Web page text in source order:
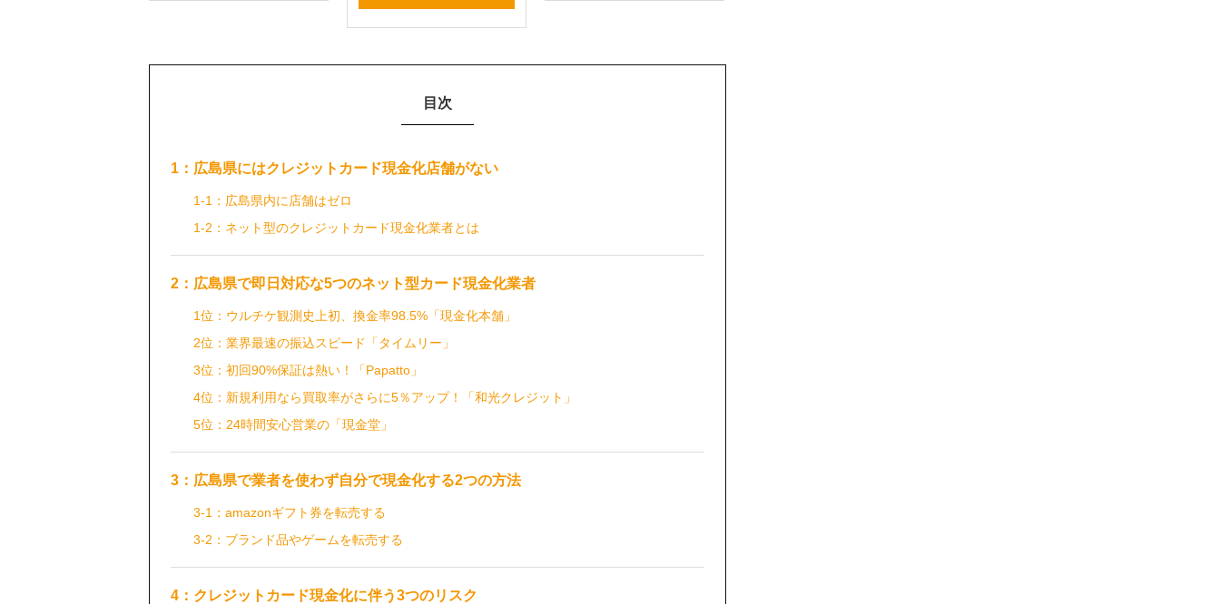
目次
1：広島県にはクレジットカード現金化店舗がない
1-1：広島県内に店舗はゼロ
1-2：ネット型のクレジットカード現金化業者とは
2：広島県で即日対応な5つのネット型カード現金化業者
1位：ウルチケ観測史上初、換金率98.5%「現金化本舗」
2位：業界最速の振込スピード「タイムリー」
3位：初回90%保証は熱い！「Papatto」
4位：新規利用なら買取率がさらに5％アップ！「和光クレジット」
5位：24時間安心営業の「現金堂」
3：広島県で業者を使わず自分で現金化する2つの方法
3-1：amazonギフト券を転売する
3-2：ブランド品やゲームを転売する
4：クレジットカード現金化に伴う3つのリスク